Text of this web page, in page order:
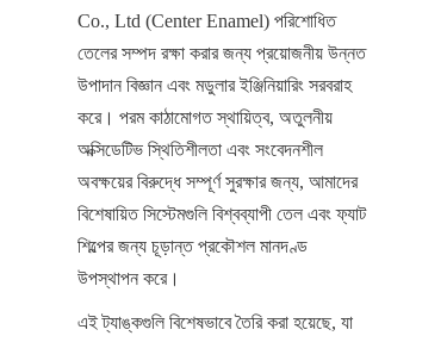
Co., Ltd (Center Enamel) পরিশোধিত
তেলের সম্পদ রক্ষা করার জন্য প্রয়োজনীয় উন্নত
উপাদান বিজ্ঞান এবং মডুলার ইঞ্জিনিয়ারিং সরবরাহ
করে। পরম কাঠামোগত স্থায়িত্ব, অতুলনীয়
অক্সিডেটিভ স্থিতিশীলতা এবং সংবেদনশীল
অবক্ষয়ের বিরুদ্ধে সম্পূর্ণ সুরক্ষার জন্য, আমাদের
বিশেষায়িত সিস্টেমগুলি বিশ্বব্যাপী তেল এবং ফ্যাট
শিল্পের জন্য চূড়ান্ত প্রকৌশল মানদণ্ড
উপস্থাপন করে।
এই ট্যাঙ্কগুলি বিশেষভাবে তৈরি করা হয়েছে, যা